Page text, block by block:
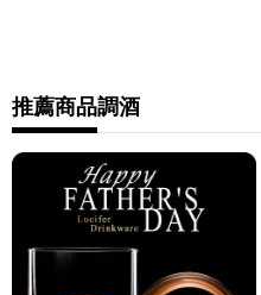
•7-11 - 運費 60 元，NT
•全家 - 運費 60 元，NT
新竹物流 - 運費 80 元
黑貓(包裹90cm以下)
• 黑貓(包裹91~120cm) -
推薦商品調酒